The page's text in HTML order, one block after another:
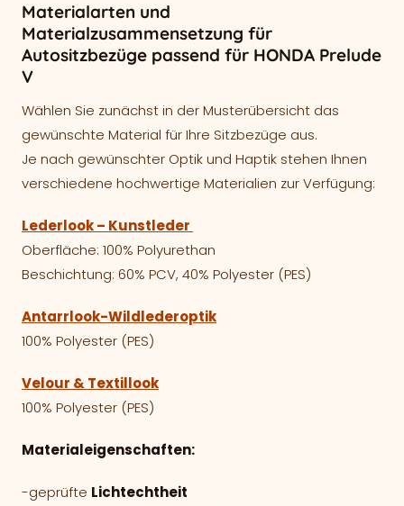
Materialarten und
Materialzusammensetzung für
Autositzbezüge passend für HONDA Prelude
V
Wählen Sie zunächst in der Musterübersicht das
gewünschte Material für Ihre Sitzbezüge aus.
Je nach gewünschter Optik und Haptik stehen Ihnen
verschiedene hochwertige Materialien zur Verfügung:
Lederlook – Kunstleder
Oberfläche: 100% Polyurethan
Beschichtung: 60% PCV, 40% Polyester (PES)
Antarrlook-Wildlederoptik
100% Polyester (PES)
Velour & Textillook
100% Polyester (PES)
Materialeigenschaften:
-geprüfte Lichtechtheit